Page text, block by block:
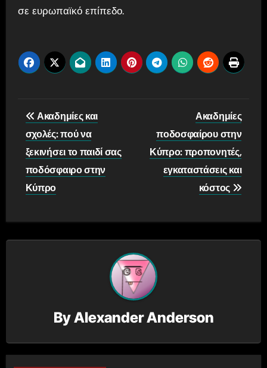
σε ευρωπαϊκό επίπεδο.
Post
navigation
Ακαδημίες και
σχολές: πού να
ξεκινήσει το παιδί σας
ποδόσφαιρο στην
Κύπρο
Ακαδημίες
ποδοσφαίρου στην
Κύπρο: προπονητές,
εγκαταστάσεις και
κόστος
ByAlexander Anderson